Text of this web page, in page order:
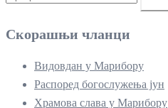
за:
Скорашњи чланци
Видовдан у Марибору
Распоред богослужења јун
Храмова слава у Марибору